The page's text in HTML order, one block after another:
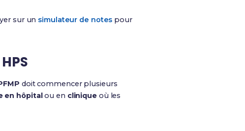
sur un simulateur de notes pour
doit commencer plusieurs
en hôpitalou en cliniqueoù les